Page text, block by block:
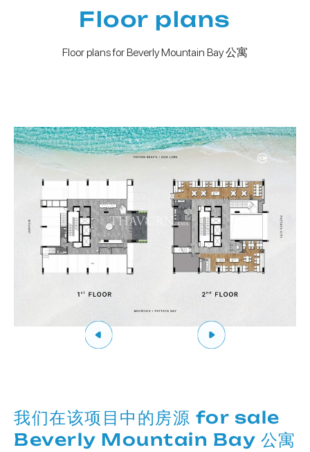
Floor plans
Floor plans for Beverly Mountain Bay 公寓
我们在该项目中的房源 for sale
Beverly Mountain Bay 公寓